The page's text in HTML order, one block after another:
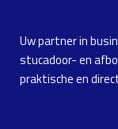
Uw partner in
stucadoor- en
praktische en